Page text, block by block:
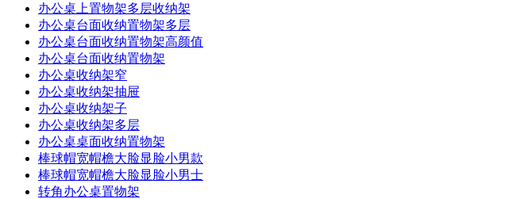
办公桌上置物架多层收纳架
办公桌台面收纳置物架多层
办公桌台面收纳置物架高颜值
办公桌台面收纳置物架
办公桌收纳架窄
办公桌收纳架抽屉
办公桌收纳架子
办公桌收纳架多层
办公桌桌面收纳置物架
棒球帽宽帽檐大脸显脸小男款
棒球帽宽帽檐大脸显脸小男士
转角办公桌置物架